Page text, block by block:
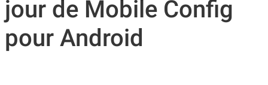
jour de Mobile Config
pour Android